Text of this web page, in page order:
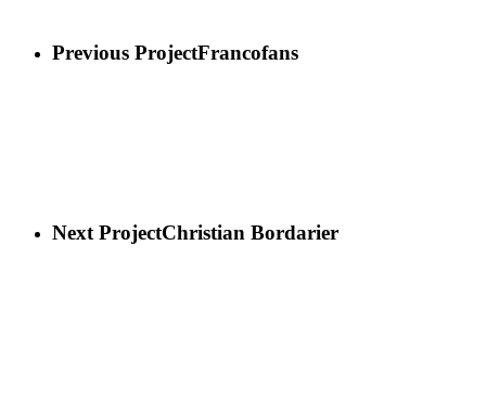
Previous ProjectFrancofans
Next ProjectChristian Bordarier